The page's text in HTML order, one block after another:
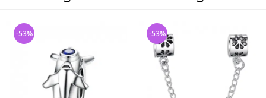
-53% -53%